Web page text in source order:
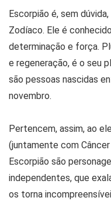
Escorpião é, sem
Zodíaco. Ele é
determinação e força.
e regeneração, é o seu
são pessoas nascidas
novembro.
Pertencem, assim, ao
(juntamente com
Escorpião são
independentes, que
os torna